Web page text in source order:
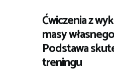
Ćwiczenia z
masy
Podstawa
treningu